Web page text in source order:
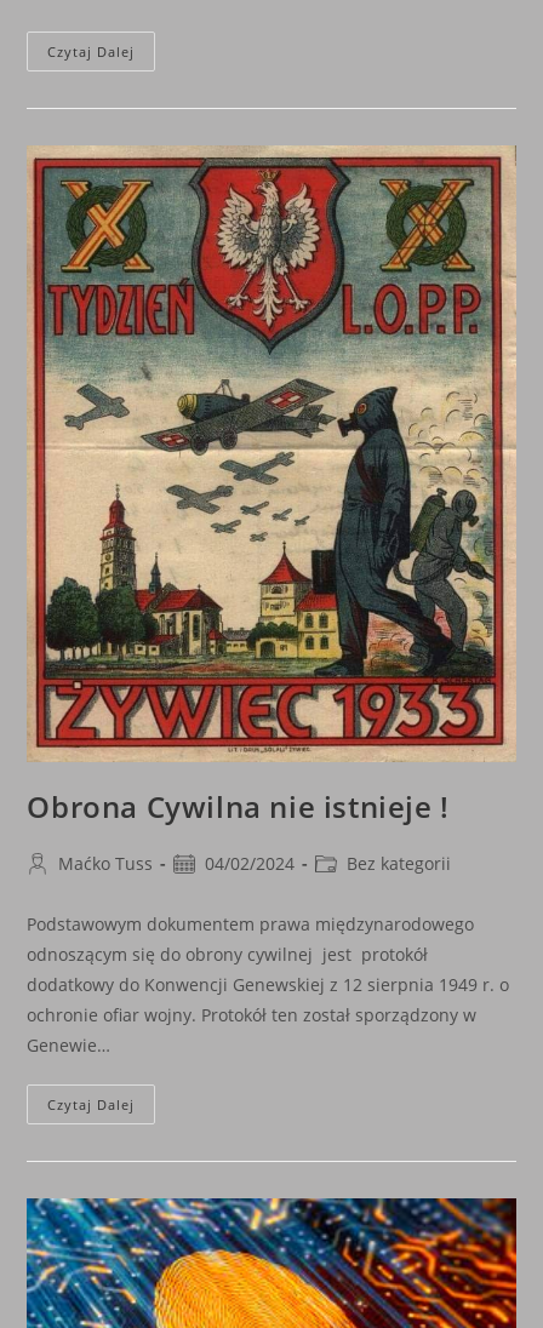
Czytaj Dalej
Nerwowy
–
Elektromagnetycznymi
Z
Monitorów”
Obrona Cywilna nie istnieje !
PostMaćko Tuss
Post04/02/2024
PostBez kategorii
Podstawowym dokumentem prawa międzynarodowego
odnoszącym się do obrony cywilnej jest protokół
dodatkowy do Konwencji Genewskiej z 12 sierpnia 1949 r. o
ochronie ofiar wojny. Protokół ten został sporządzony w
Genewie…
Czytaj Dalej
Cywilna
Istnieje